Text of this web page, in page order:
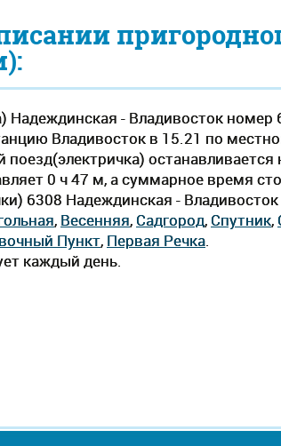
- Владивосток номер
Владивосток в 15.21 по
останавливается
0 ч 47 м, а суммарное время
6308 Надеждинская -
, Весенняя, Садгород, Спутник,
Пункт, Первая Речка.
каждый день.